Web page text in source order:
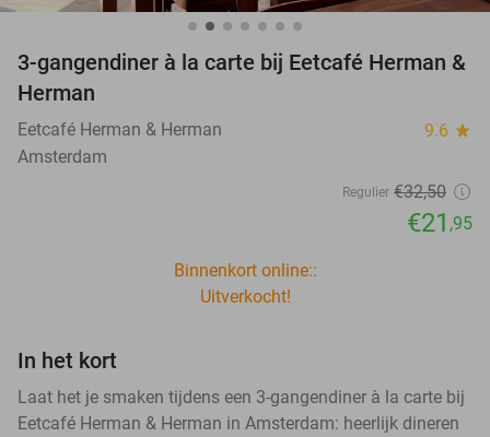
3-gangendiner à la carte bij Eetcafé Herman &
Herman
Eetcafé Herman & Herman 9.6 star
Amsterdam
Regulier €32,50
€21 ,95
Binnenkort online::
Uitverkocht!
In het kort
Laat het je smaken tijdens een 3-gangendiner à la carte bij
Eetcafé Herman & Herman in Amsterdam: heerlijk dineren